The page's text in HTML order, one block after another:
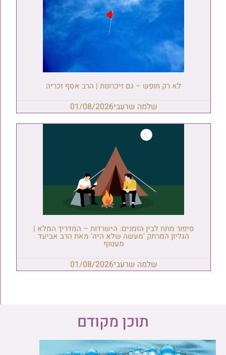
לא רק חופש – גם זיכרונות | הרב אסף זכריה
שלמה שרעבי01/08/2026
סיפור מתח לבין הזמנים: הישרדות – המדריך המלא |
הגליון המרתק 'מעשה שלא היה' מאת הרב אביעד
מעטוף
שלמה שרעבי01/08/2026
תוכן מקודם